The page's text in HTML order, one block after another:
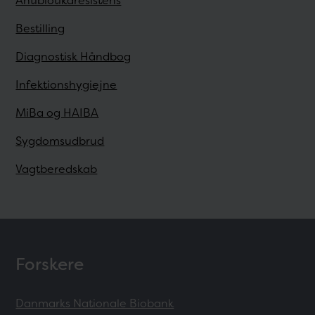
Bestilling
Diagnostisk Håndbog
Infektionshygiejne
MiBa og HAIBA
Sygdomsudbrud
Vagtberedskab
Forskere
Danmarks Nationale Biobank